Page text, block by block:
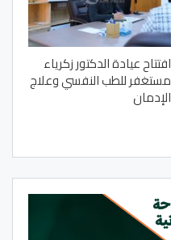
افتتاح عيادة الدكتور زكرياء
مستغفر للطب النفسي وعلاج
الإدمان